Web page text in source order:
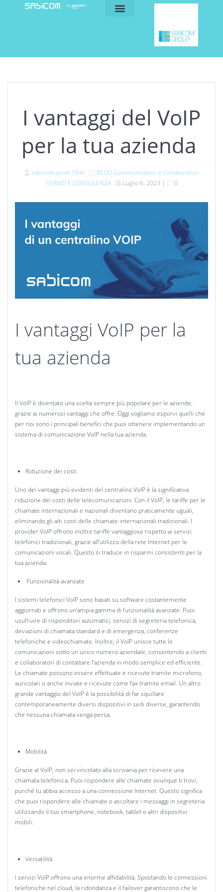
I vantaggi del VoIP
per la tua azienda
sabicom-prod-104x BLOG Communication e Collaboration
SERVIZI E CONSULENZA
Luglio 6, 2023 | 0
I vantaggi VoIP per la
tua azienda
Il VoIP è diventato una scelta sempre più popolare per le aziende,
grazie ai numerosi vantaggi che offre. Oggi vogliamo esporvi quelli che
per noi sono i principali benefici che puoi ottenere implementando un
sistema di comunicazione VoIP nella tua azienda.
Riduzione dei costi
Uno dei vantaggi più evidenti del centralino VoIP è la significativa
riduzione dei costi delle telecomunicazioni. Con il VoIP, le tariffe per le
chiamate internazionali e nazionali diventano praticamente uguali,
eliminando gli alti costi delle chiamate internazionali tradizionali. I
provider VoIP offrono inoltre tariffe vantaggiose rispetto ai servizi
telefonici tradizionali, grazie all’utilizzo della rete Internet per le
comunicazioni vocali. Questo si traduce in risparmi consistenti per la
tua azienda.
Funzionalità avanzate
I sistemi telefonici VoIP sono basati su software costantemente
aggiornati e offrono un’ampia gamma di funzionalità avanzate. Puoi
usufruire di risponditori automatici, servizi di segreteria telefonica,
deviazioni di chiamata standard e di emergenza, conferenze
telefoniche e videochiamate. Inoltre, il VoIP unisce tutte le
comunicazioni sotto un unico numero aziendale, consentendo a clienti
e collaboratori di contattare l’azienda in modo semplice ed efficiente.
Le chiamate possono essere effettuate e ricevute tramite microfono,
auricolari o anche inviate e ricevute come fax tramite email. Un altro
grande vantaggio del VoIP è la possibilità di far squillare
contemporaneamente diversi dispositivi in sedi diverse, garantendo
che nessuna chiamata venga persa.
Mobilità
Grazie al VoIP, non sei vincolato alla scrivania per ricevere una
chiamata telefonica. Puoi rispondere alle chiamate ovunque ti trovi,
purché tu abbia accesso a una connessione Internet. Questo significa
che puoi rispondere alle chiamate o ascoltare i messaggi in segreteria
utilizzando il tuo smartphone, notebook, tablet o altri dispositivi
mobili.
Versatilità
I servizi VoIP offrono una enorme affidabilità. Spostando le connessioni
telefoniche nel cloud, la ridondanza e il failover garantiscono che le